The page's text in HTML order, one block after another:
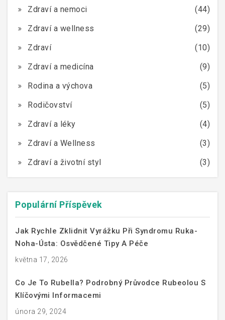
Zdraví a nemoci
(44)
Zdraví a wellness
(29)
Zdraví
(10)
Zdraví a medicína
(9)
Rodina a výchova
(5)
Rodičovství
(5)
Zdraví a léky
(4)
Zdraví a Wellness
(3)
Zdraví a životní styl
(3)
Populární Příspěvek
Jak Rychle Zklidnit Vyrážku Při Syndromu Ruka-
Noha-Ústa: Osvědčené Tipy A Péče
května 17, 2026
Co Je To Rubella? Podrobný Průvodce Rubeolou S
Klíčovými Informacemi
února 29, 2024